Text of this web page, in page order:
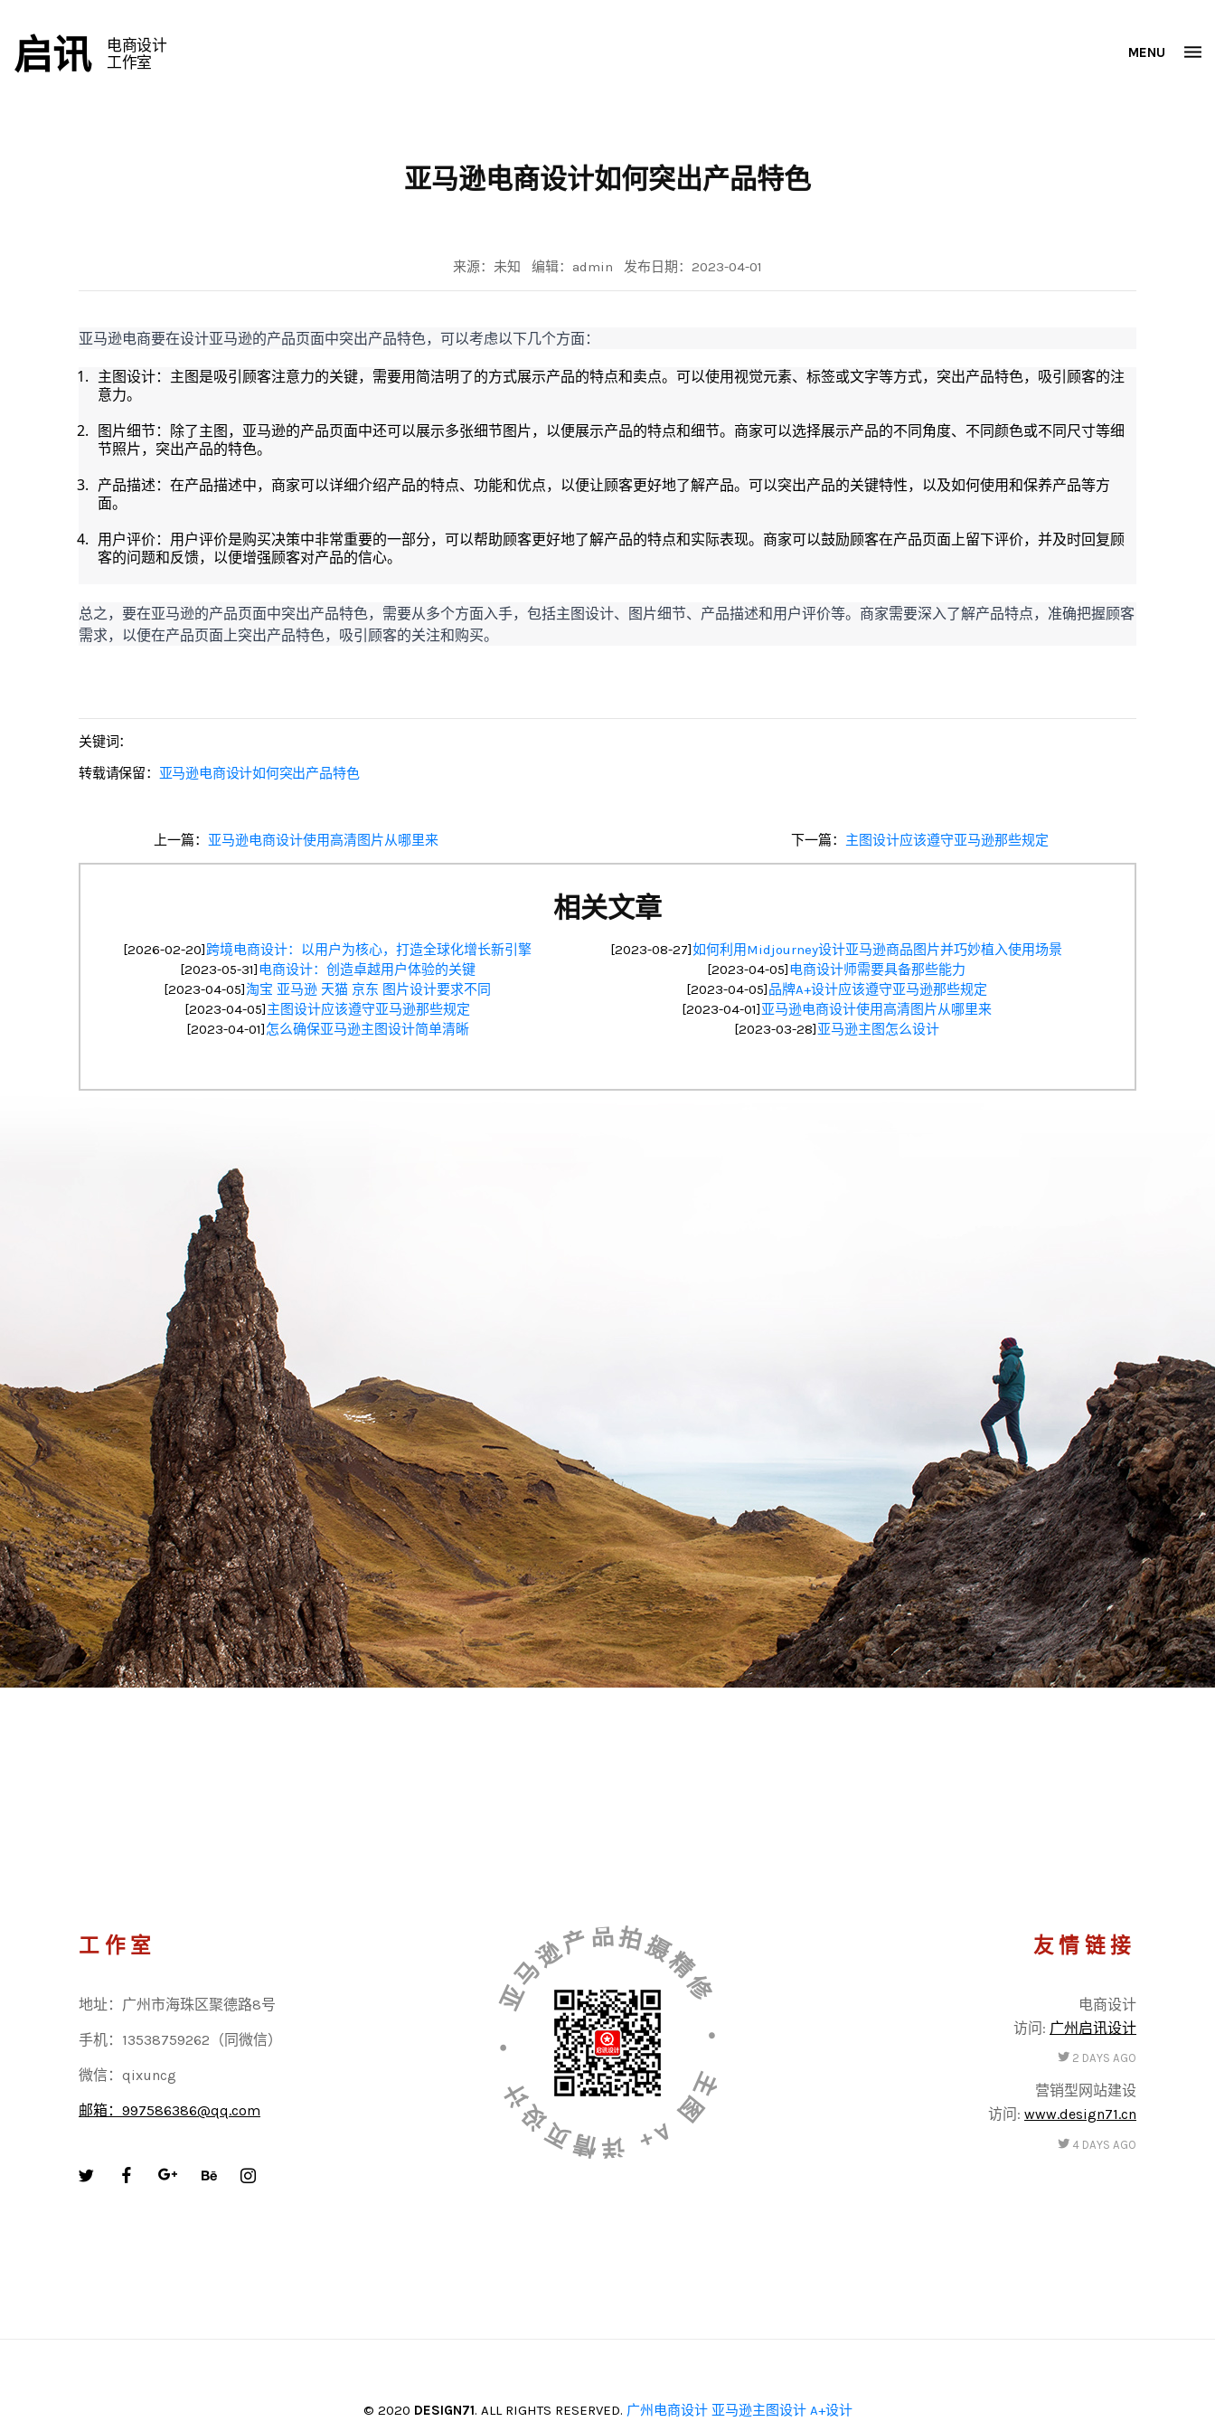
启讯
电商设计
工作室
MENU
亚马逊电商设计如何突出产品特色
来源：未知 编辑：admin 发布日期：2023-04-01
亚马逊电商要在设计亚马逊的产品页面中突出产品特色，可以考虑以下几个方面：
主图设计：主图是吸引顾客注意力的关键，需要用简洁明了的方式展示产品的特点和卖点。可以使用视觉元素、标签或文字等方式，突出产品特色，吸引顾客的注
意力。
图片细节：除了主图，亚马逊的产品页面中还可以展示多张细节图片，以便展示产品的特点和细节。商家可以选择展示产品的不同角度、不同颜色或不同尺寸等细
节照片，突出产品的特色。
产品描述：在产品描述中，商家可以详细介绍产品的特点、功能和优点，以便让顾客更好地了解产品。可以突出产品的关键特性，以及如何使用和保养产品等方
面。
用户评价：用户评价是购买决策中非常重要的一部分，可以帮助顾客更好地了解产品的特点和实际表现。商家可以鼓励顾客在产品页面上留下评价，并及时回复顾
客的问题和反馈，以便增强顾客对产品的信心。
总之，要在亚马逊的产品页面中突出产品特色，需要从多个方面入手，包括主图设计、图片细节、产品描述和用户评价等。商家需要深入了解产品特点，准确把握顾客
需求，以便在产品页面上突出产品特色，吸引顾客的关注和购买。
关键词：
转载请保留： 亚马逊电商设计如何突出产品特色
上一篇： 亚马逊电商设计使用高清图片从哪里来 下一篇： 主图设计应该遵守亚马逊那些规定
相关文章
[2026-02-20]跨境电商设计：以用户为核心，打造全球化增长新引擎 [2023-08-27]如何利用Midjourney设计亚马逊商品图片并巧妙植入使用场景
[2023-05-31] 电商设计：创造卓越用户体验的关键 [2023-04-05] 电商设计师需要具备那些能力
[2023-04-05]淘宝 亚马逊 天猫 京东 图片设计要求不同 [2023-04-05] 品牌A+设计应该遵守亚马逊那些规定
[2023-04-05] 主图设计应该遵守亚马逊那些规定 [2023-04-01] 亚马逊电商设计使用高清图片从哪里来
[2023-04-01] 怎么确保亚马逊主图设计简单清晰 [2023-03-28] 亚马逊主图怎么设计
工作室
地址：广州市海珠区聚德路8号
手机：13538759262（同微信）
微信：qixuncg
邮箱：997586386@qq.com • 亚马逊产品拍摄精修 • 主图 A+ 详情页设计 友情链接
电商设计
访问: 广州启讯设计
2 DAYS AGO
营销型网站建设
访问: www.design71.cn
4 DAYS AGO
© 2020 DESIGN71. ALL RIGHTS RESERVED. 广州电商设计 亚马逊主图设计 A+设计